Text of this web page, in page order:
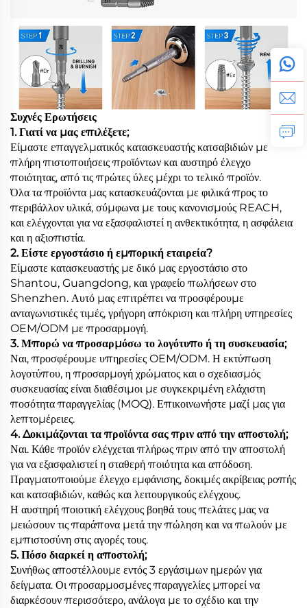
Συχνές Ερωτήσεις
1. Γιατί να μας επιλέξετε;
Είμαστε επαγγελματικός κατασκευαστής κατσαβιδιών με
πλήρη πιστοποιήσεις προϊόντων και αυστηρό έλεγχο
ποιότητας, από τις πρώτες ύλες μέχρι το τελικό προϊόν.
Όλα τα προϊόντα μας κατασκευάζονται με φιλικά προς το
περιβάλλον υλικά, σύμφωνα με τους κανονισμούς REACH,
και ελέγχονται για να εξασφαλιστεί η ανθεκτικότητα, η ασφάλεια
και η αξιοπιστία.
2. Είστε εργοστάσιο ή εμπορική εταιρεία?
Είμαστε κατασκευαστής με δικό μας εργοστάσιο στο
Shantou, Guangdong, και γραφείο πωλήσεων στο
Shenzhen. Αυτό μας επιτρέπει να προσφέρουμε
ανταγωνιστικές τιμές, γρήγορη απόκριση και πλήρη υπηρεσίες
OEM/ODM με προσαρμογή.
3. Μπορώ να προσαρμόσω το λογότυπο ή τη συσκευασία;
Ναι, προσφέρουμε υπηρεσίες OEM/ODM. Η εκτύπωση
λογοτύπου, η προσαρμογή χρώματος και ο σχεδιασμός
συσκευασίας είναι διαθέσιμοι με συγκεκριμένη ελάχιστη
ποσότητα παραγγελίας (MOQ). Επικοινωνήστε μαζί μας για
λεπτομέρειες.
4. Δοκιμάζονται τα προϊόντα σας πριν από την αποστολή;
Ναι. Κάθε προϊόν ελέγχεται πλήρως πριν από την αποστολή
για να εξασφαλιστεί η σταθερή ποιότητα και απόδοση.
Πραγματοποιούμε έλεγχο εμφάνισης, δοκιμές ακρίβειας ροπής
και κατσαβιδιών, καθώς και λειτουργικούς ελέγχους.
Η αυστηρή ποιοτική ελέγχους βοηθά τους πελάτες μας να
μειώσουν τις παράπονα μετά την πώληση και να πωλούν με
εμπιστοσύνη στις αγορές τους.
5. Πόσο διαρκεί η αποστολή;
Συνήθως αποστέλλουμε εντός 3 εργάσιμων ημερών για
δείγματα. Οι προσαρμοσμένες παραγγελίες μπορεί να
διαρκέσουν περισσότερο, ανάλογα με το σχέδιο και την